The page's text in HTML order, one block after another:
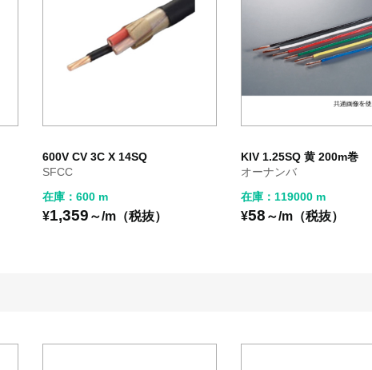
600V CV 3C X 14SQ
SFCC
在庫：600 m
¥1,359 ～/m（税抜）
KIV 1.25SQ 黄 200m巻
オーナンバ
在庫：119000 m
¥58 ～/m（税抜）